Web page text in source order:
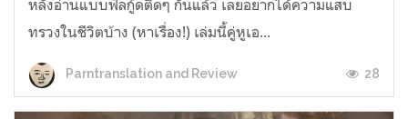
หลังอ่านแบบฟีลกู้ดติดๆ กันแล้ว เลยอยากได้ความแสบ
ทรวงในชีวิตบ้าง (หาเรื่อง!) เล่มนี้คู่หูเอ...
Parntranslation and Review 28